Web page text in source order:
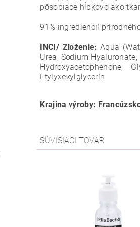
pôsobiace hĺbkovo ako
91% ingrediencií
INCI/ Zloženie: Aqua
Urea, Sodium
Hydroxyacetophenone,
Etylyxexylglycerín
Krajina výroby:
SÚVISIACI TOVAR